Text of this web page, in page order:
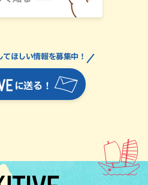
に送る！
ほしい情報を募集中！